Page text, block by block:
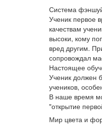
Система
Ученик первое
качествам
высоки, кому
вред другим.
сопровождал
Настоящее
Ученик должен
учеников,
В наше время
"открытие
Мир цвета и